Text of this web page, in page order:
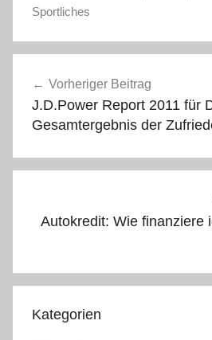
Sportliches
Vorheriger Beitrag
J.D.Power Report 2011 für
Gesamtergebnis der
Autokredit: Wie finanziere
Kategorien